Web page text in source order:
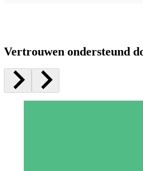
Vertrouwen ondersteund